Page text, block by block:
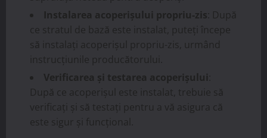
Instalarea acoperișului propriu-zis : După
ce stratul de bază este instalat, puteți începe
să instalați acoperișul propriu-zis, urmând
instrucțiunile producătorului.
Verificarea și testarea acoperișului
După ce acoperișul este instalat, trebuie să
verificați și să testați pentru a vă asigura că
este sigur și funcțional.